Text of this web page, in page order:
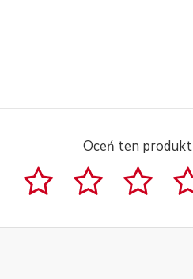
Oceń ten produkt